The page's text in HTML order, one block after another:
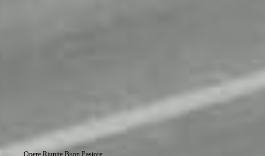
Opere Riunite Buon Pastore